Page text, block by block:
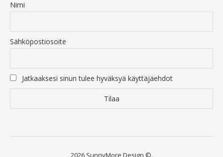
Nimi
Sähköpostiosoite
Jatkaaksesi sinun tulee hyväksyä käyttäjäehdot
2026 SunnyMore Design ©.